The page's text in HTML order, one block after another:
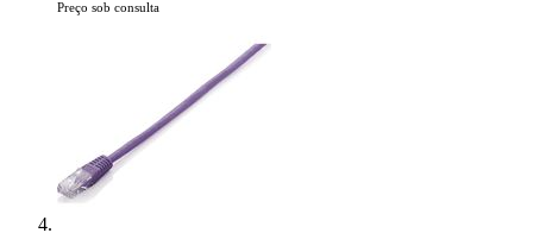
Preço sob consulta